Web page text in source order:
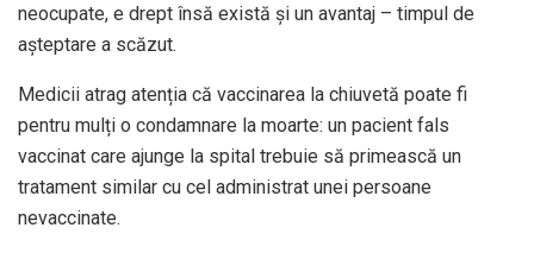
neocupate, e drept însă există și un avantaj – timpul de
așteptare a scăzut.
Medicii atrag atenția că vaccinarea la chiuvetă poate fi
pentru mulți o condamnare la moarte: un pacient fals
vaccinat care ajunge la spital trebuie să primească un
tratament similar cu cel administrat unei persoane
nevaccinate.